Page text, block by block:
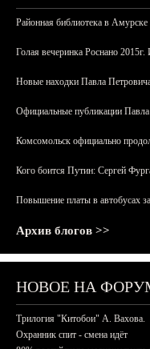
Районная библиотека в
Голая вечеринка Роснано 2015г.
Новые находки Павла
Официальные публикации
Комсомольск официально
Кого боится Путин: Сергей
Повышение платы в автобусах
Архив блогов >>
НОВОЕ НА
Трилогия "Китобои" А. Вахова.
Охранник спит - смена идёт